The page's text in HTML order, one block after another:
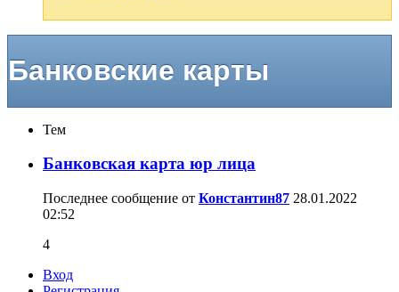
Банковские карты
Тем
Банковская карта юр лица
Последнее сообщение от Константин87 28.01.2022
02:52
4
Вход